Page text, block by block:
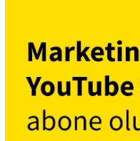
Dergiler
Etkinlikler